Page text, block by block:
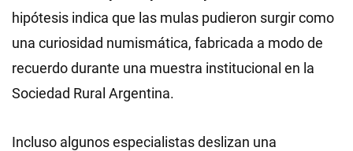
hipótesis indica que las mulas pudieron surgir como
una curiosidad numismática, fabricada a modo de
recuerdo durante una muestra institucional en la
Sociedad Rural Argentina.
Incluso algunos especialistas deslizan una